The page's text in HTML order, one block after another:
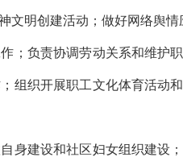
明创建活动；做好网络舆情
负责协调劳动关系和维护
组织开展职工文化体育活动
建设和社区妇女组织建设